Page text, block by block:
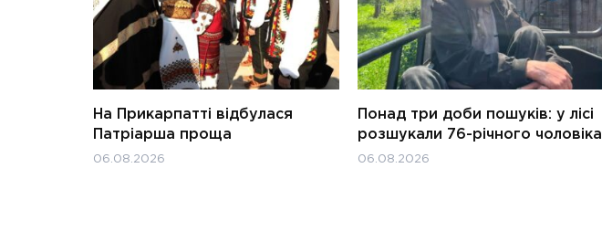
На Прикарпатті відбулася
Патріарша проща
06.08.2026
Понад три доби пошуків: у лісі
розшукали 76-річного чоловіка
06.08.2026